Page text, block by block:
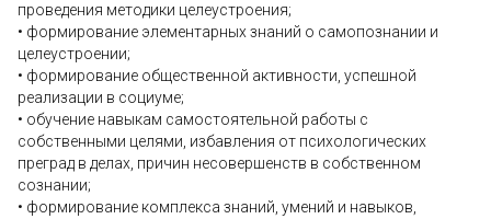
проведения методики целеустроения;
• формирование элементарных знаний о самопознании и
целеустроении;
• формирование общественной активности, успешной
реализации в социуме;
• обучение навыкам самостоятельной работы с
собственными целями, избавления от психологических
преград в делах, причин несовершенств в собственном
сознании;
• формирование комплекса знаний, умений и навыков,